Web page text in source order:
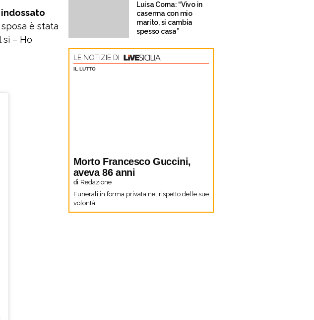
è stata
sì – Ho
Luisa Corna: “Vivo in
caserma con mio
marito, si cambia
spesso casa”
LE NOTIZIE DI
IL LUTTO
Morto Francesco Guccini,
aveva 86 anni
di Redazione
Funerali in forma privata nel rispetto delle sue
volontà